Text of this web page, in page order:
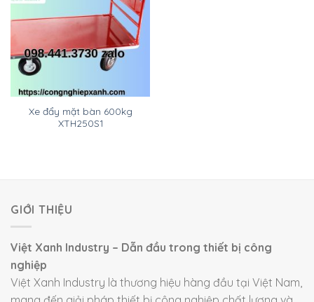
Xe đẩy mặt bàn 600kg
XTH250S1
GIỚI THIỆU
Việt Xanh Industry – Dẫn đầu trong thiết bị công
nghiệp
Việt Xanh Industry là thương hiệu hàng đầu tại Việt Nam,